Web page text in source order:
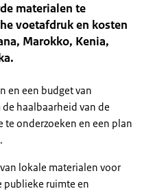
materialen te
voetafdruk en kosten
Marokko, Kenia,
en een budget van
haalbaarheid van de
te onderzoeken en een plan
lokale materialen voor
publieke ruimte en